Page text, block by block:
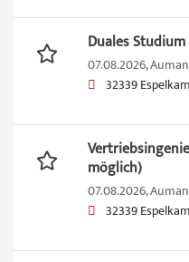
Duales Studium
07.08.2026,
32339
möglich)
07.08.2026,
32339